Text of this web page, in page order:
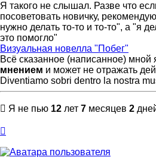
Я такого не слышал. Разве что
посоветовать новичку,
нужно делать то-то и то-то", а "я
это помогло"
Визуальная новелла "Побег"
Всё сказанное (написанное) мной
мнением и может не отражать
Diventiamo sobri dentro la nostra
Я не пью 12 лет 7 месяцев 2
началу